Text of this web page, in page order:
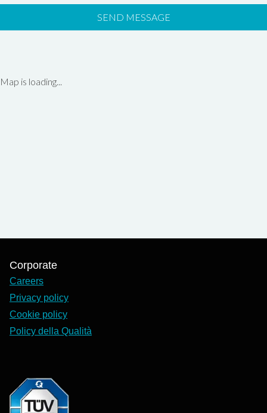
Map is loading...
Corporate
Careers
Privacy policy
Cookie policy
Policy della Qualità